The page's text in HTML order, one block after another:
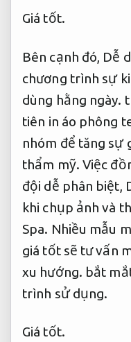
Giá tốt.
Bên cạnh đó, Dễ
chương trình sự
dùng hằng ngày.
tiên in áo phông
nhóm để tăng sự
thẩm mỹ. Việc
đội dễ phân biệt,
khi chụp ảnh và
Spa. Nhiều mẫu
giá tốt sẽ tư vấn
xu hướng. bắt
trình sử dụng.
Giá tốt.